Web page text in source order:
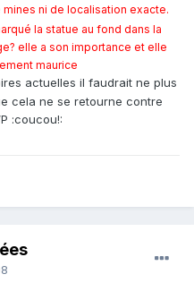
ni de localisation exacte.
la statue au fond dans la
elle a son importance et elle
maurice
actuelles il faudrait ne plus
cela ne se retourne contre
:coucou!: